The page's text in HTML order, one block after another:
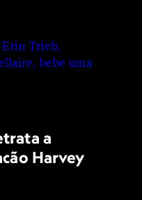
a
Harvey